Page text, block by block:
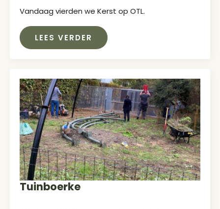
Vandaag vierden we Kerst op OTL.
LEES VERDER
Tuinboerke